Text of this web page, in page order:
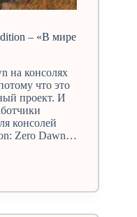
– «В мире
на консолях
что это
проект. И
консолей
Zero Dawn…